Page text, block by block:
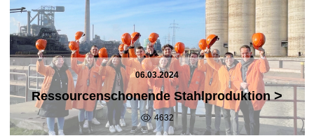
06.03.2024
Ressourcenschonende Stahlproduktion>
4632